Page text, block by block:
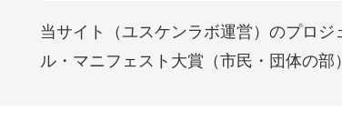
当サイト（ユスケンラボ運営）のプロ
ル・マニフェスト大賞（市民・団体の部